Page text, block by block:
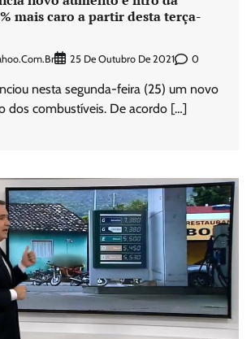
mais caro a partir desta terça-
25 De Outubro De 2021 0
nesta segunda-feira (25) um novo
dos combustíveis. De acordo […]